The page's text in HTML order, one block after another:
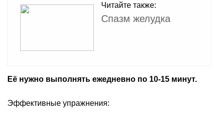
Читайте также:
Спазм желудка
Её нужно выполнять ежедневно по 10-15 минут.
Эффективные упражнения: